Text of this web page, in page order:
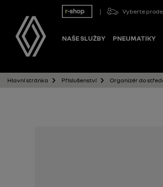
Vyberte
NAŠE SLUŽBY PNEUMATIKY
Hlavní stránka Příslušenství Organizér do